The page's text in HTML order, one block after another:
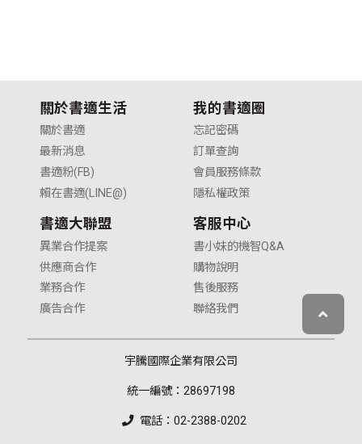
關於書適生活
關於書適
最新消息
書適粉(FB)
賴在書適(LINE@)
我的書適圈
忘記密碼
訂單查詢
會員服務條款
隱私權政策
書適大聯盟
異業合作提案
供應商合作
業務合作
廣告合作
客服中心
書小妹的機智Q&A
購物說明
售後服務
聯絡我們
宇騰國際企業有限公司
統一編號：28697198
電話：02-2388-0202